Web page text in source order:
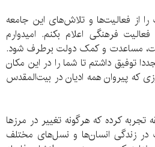
از فعالیت‌ها و تلاش‌های این جامعه
فرهنگی اعلام بکنم. امیدوارم
مساعدت و کمک دولت برطرف شود.
توفیق داشتم تا شما را در این مکان
که پیروان همه ادیان در بیت‌المقدس
تجربه کرده که هرگونه تغییر در مرزها
در زندگی انسان‌ها و نسل‌های مختلف